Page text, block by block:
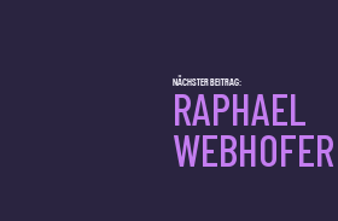
NÄCHSTER BEITRAG:
RAPHAEL
WEBHOFER